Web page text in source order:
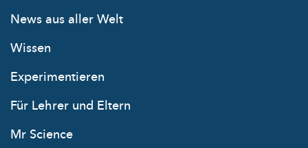
News aus aller Welt
Wissen
Experimentieren
Für Lehrer und Eltern
Mr Science